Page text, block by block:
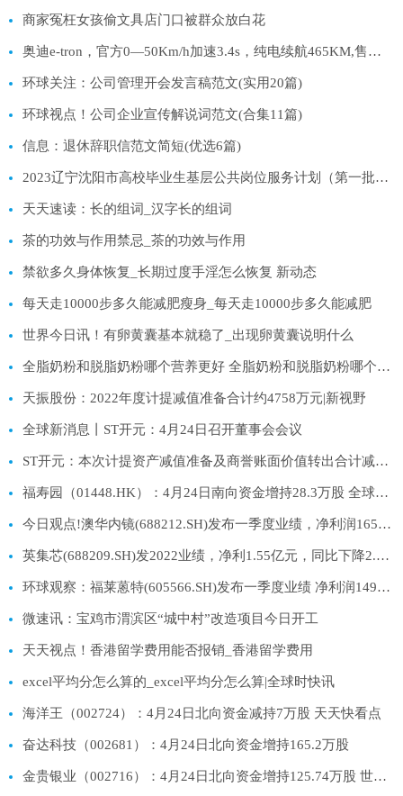
商家冤枉女孩偷文具店门口被群众放白花
奥迪e-tron，官方0—50Km/h加速3.4s，纯电续航465KM,售价58.58万-今日关注
环球关注：公司管理开会发言稿范文(实用20篇)
环球视点！公司企业宣传解说词范文(合集11篇)
信息：退休辞职信范文简短(优选6篇)
2023辽宁沈阳市高校毕业生基层公共岗位服务计划（第一批）招录拟录用人员名单补充公示-全球热门
天天速读：长的组词_汉字长的组词
茶的功效与作用禁忌_茶的功效与作用
禁欲多久身体恢复_长期过度手淫怎么恢复 新动态
每天走10000步多久能减肥瘦身_每天走10000步多久能减肥
世界今日讯！有卵黄囊基本就稳了_出现卵黄囊说明什么
全脂奶粉和脱脂奶粉哪个营养更好 全脂奶粉和脱脂奶粉哪个营养价值更加高呢-天天热门
天振股份：2022年度计提减值准备合计约4758万元|新视野
全球新消息丨ST开元：4月24日召开董事会会议
ST开元：本次计提资产减值准备及商誉账面价值转出合计减少公司2022年度利润总额约1.07亿元 焦点快看
福寿园（01448.HK）：4月24日南向资金增持28.3万股 全球播报
今日观点!澳华内镜(688212.SH)发布一季度业绩，净利润1655万元，同比增长385.71%
英集芯(688209.SH)发2022业绩，净利1.55亿元，同比下降2.12%，每10股派2.5元 当前资讯
环球观察：福莱蒽特(605566.SH)发布一季度业绩 净利润1497万元 同比下降26.39%
微速讯：宝鸡市渭滨区“城中村”改造项目今日开工
天天视点！香港留学费用能否报销_香港留学费用
excel平均分怎么算的_excel平均分怎么算|全球时快讯
海洋王（002724）：4月24日北向资金减持7万股 天天快看点
奋达科技（002681）：4月24日北向资金增持165.2万股
金贵银业（002716）：4月24日北向资金增持125.74万股 世界今日报